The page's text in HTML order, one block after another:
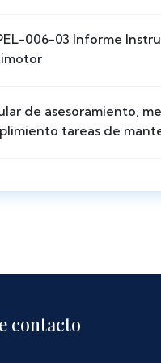
006-03 Informe
de asesoramiento,
tareas de
contacto